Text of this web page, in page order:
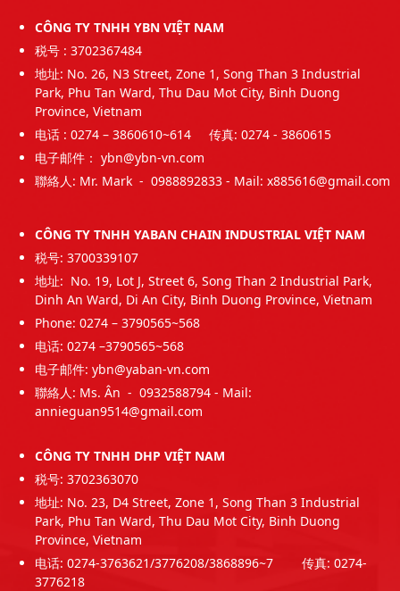
CÔNG TY TNHH YBN VIỆT NAM
税号 : 3702367484
地址: No. 26, N3 Street, Zone 1, Song Than 3 Industrial
Park, Phu Tan Ward, Thu Dau Mot City, Binh Duong
Province, Vietnam
电话 : 0274 – 3860610~614 传真: 0274 - 3860615
电子邮件： ybn@ybn-vn.com
聯絡人: Mr. Mark - 0988892833 - Mail: x885616@gmail.com
CÔNG TY TNHH YABAN CHAIN INDUSTRIAL VIỆT NAM
税号: 3700339107
地址: No. 19, Lot J, Street 6, Song Than 2 Industrial Park,
Dinh An Ward, Di An City, Binh Duong Province, Vietnam
Phone: 0274 – 3790565~568
电话: 0274 –3790565~568
电子邮件: ybn@yaban-vn.com
聯絡人: Ms. Ân - 0932588794 - Mail:
annieguan9514@gmail.com
CÔNG TY TNHH DHP VIỆT NAM
税号: 3702363070
地址: No. 23, D4 Street, Zone 1, Song Than 3 Industrial
Park, Phu Tan Ward, Thu Dau Mot City, Binh Duong
Province, Vietnam
电话: 0274-3763621/3776208/3868896~7 传真: 0274-
3776218